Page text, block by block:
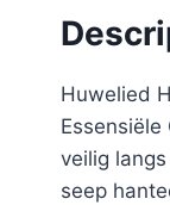
Huwelied
veilig
seep